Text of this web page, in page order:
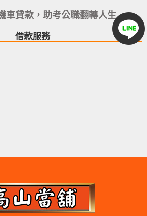
車貸款，助考公職翻轉人生
借款服務